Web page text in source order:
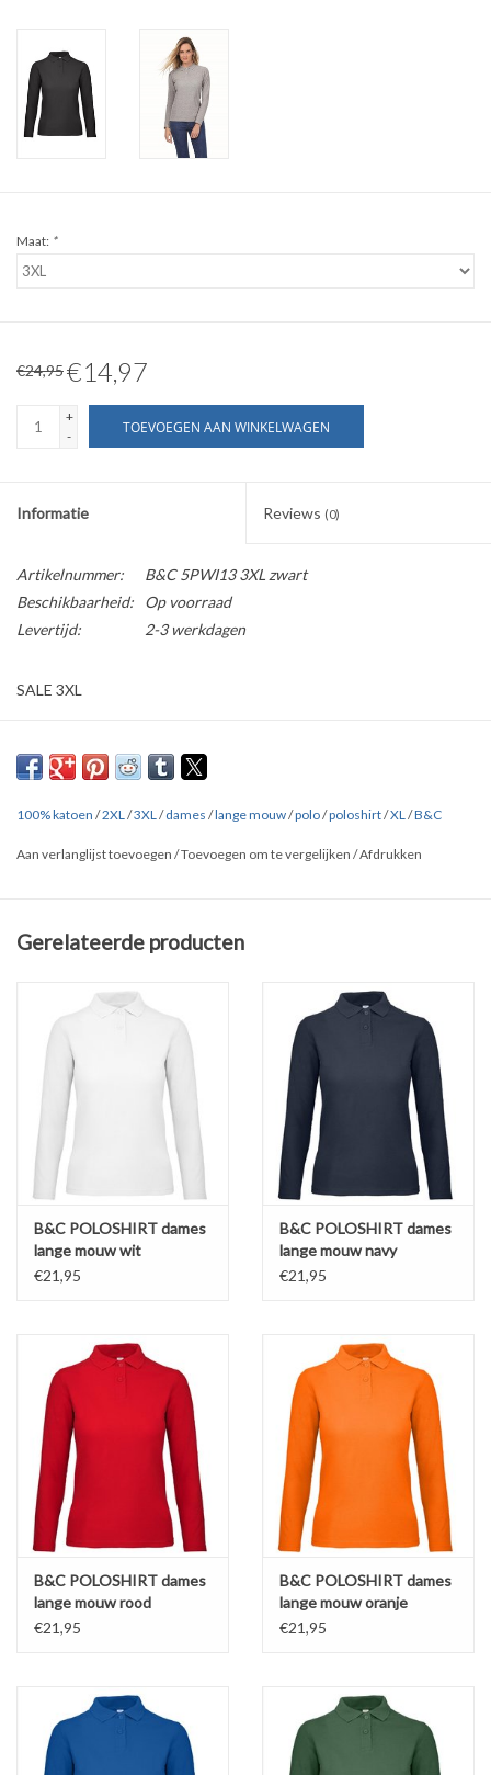
JACKS / JASSEN
WERKKLEDING
OVERIG
Maat: *
€24,95€14,97
+
-
TOEVOEGEN AAN WINKELWAGEN
Informatie Reviews (0)
Artikelnummer:
B&C 5PWI13 3XL zwart
Beschikbaarheid:
Op voorraad
Levertijd:
2-3 werkdagen
SALE 3XL
Gemaakt van 100% katoen (180 g/m2). Zijnaden voor een optimale
pasvorm.
Overige kleuren: zie onderaan de pagina bij '
en HIER voor uitgebreide maten tabellen van alle merken.
100% katoen /2XL/3XL/dames /lange mouw/polo/poloshirt/XL/B&C
Aan verlanglijst toevoegen /Toevoegen om te vergelijken /Afdrukken
Gerelateerde producten
B&C POLOSHIRT dames
lange mouw wit
€21,95
B&C POLOSHIRT dames
lange mouw navy
€21,95
B&C POLOSHIRT dames
lange mouw rood
€21,95
B&C POLOSHIRT dames
lange mouw oranje
€21,95